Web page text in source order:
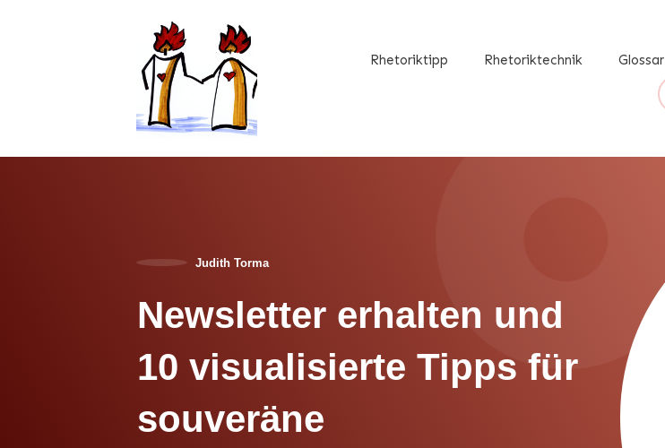
Rhetoriktipp Rhetoriktechnik Glossar
Judith Torma
Newsletter erhalten und
10 visualisierte Tipps für
souveräne